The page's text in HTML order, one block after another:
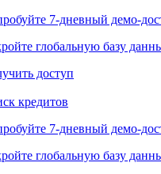
7-дневный демо-
глобальную базу
доступ
кредитов
7-дневный демо-
глобальную базу